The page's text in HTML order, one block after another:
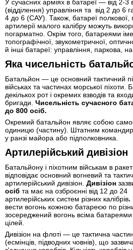
У сучасних арміях в батареї — від 2-3
(відділення) управління та від 2 до 6
4 до 6 (САУ). Також, батареї полкової,
артилерії малого калібру можуть
погарматно. Окрім того, батареями
топографічної, звукометричної,
й інші батареї: управління, паркова,
Яка чисельність
Батальйон — це основний тактичний
військах та частинах морської піхоти.
декількох рот і окремих взводів та
бригади. Чисельність сучасного
до 800 осіб.
Окремий батальйон являє собою
одиницю (частину). Штатним
у ранзі майора або підполковника.
Артилерійський дивізіон
Батальйону і піхотним військам в
відповідає основний вогневий та
артилерійський дивізіон. Дивізіон
осіб та має на озброєнні від 12 до 24
артилерійських систем різних калібрів.
вести вогонь кожною батареєю по
зосереджений вогонь всіма батареями
цілей.
Дивізіон на флоті — це тактична
(есмінців, підводних човнів), що